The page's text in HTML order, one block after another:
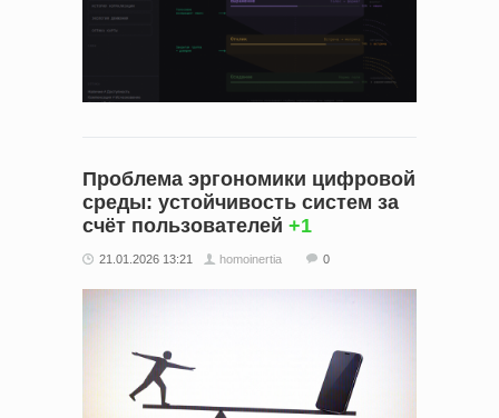
Проблема эргономики цифровой
среды: устойчивость систем за
счёт пользователей +1
21.01.2026 13:21 homoinertia 0